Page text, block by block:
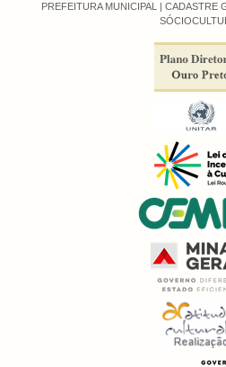
PREFEITURA MUNICIPAL | CADASTRE